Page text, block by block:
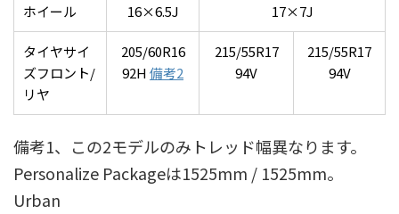
ホイール 16×6.5J 17×7J
タイヤサイ
ズフロント/
リヤ
205/60R16
92H備考2
215/55R17
94V
215/55R17
94V
備考1、この2モデルのみトレッド幅異なります。
Personalize Packageは1525mm / 1525mm。
Urban